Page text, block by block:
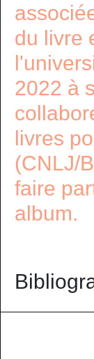
du livre
2022 à
livres
(CNLJ/
faire
album.